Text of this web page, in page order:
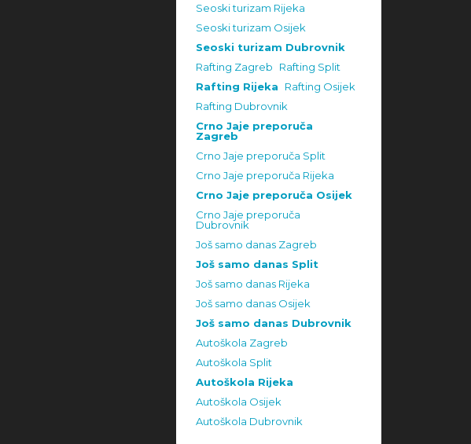
Seoski turizam Rijeka
Seoski turizam Osijek
Seoski turizam Dubrovnik
Rafting Zagreb
Rafting Split
Rafting Rijeka
Rafting Osijek
Rafting Dubrovnik
Crno Jaje preporuča
Zagreb
Crno Jaje preporuča Split
Crno Jaje preporuča Rijeka
Crno Jaje preporuča Osijek
Crno Jaje preporuča
Dubrovnik
Još samo danas Zagreb
Još samo danas Split
Još samo danas Rijeka
Još samo danas Osijek
Još samo danas Dubrovnik
Autoškola Zagreb
Autoškola Split
Autoškola Rijeka
Autoškola Osijek
Autoškola Dubrovnik